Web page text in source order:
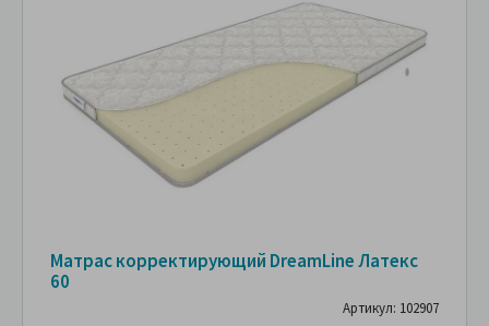
Матрас корректирующий DreamLine Латекс
60
Артикул: 102907